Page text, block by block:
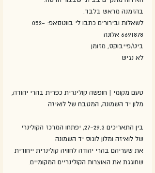
בהזמנה מראש בלבד.
לשאלות ובירורים כתבו לי בווטסאפ: 052-
6691878 אלונה
ביט/פייבוקס, מזומן
לא נגיש
טעם מקומי | חופשה קולינרית כפרית בהרי יהודה,
מלון יד השמונה, המטבח של לואיזה
בין התאריכים 27-29.3, יפתחו המרכז הקולינרי
של לואיזה ומלון לוגוס יד השמונה
את שעריהם בהרי יהודה לחוויה קולינרית ייחודית
שחוגגת את האוצרות הקולינריים המקומיים.